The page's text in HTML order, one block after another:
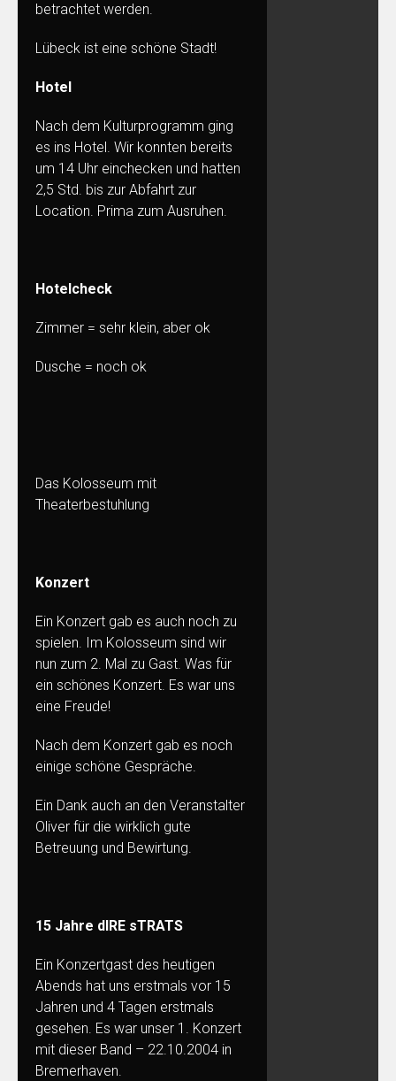
betrachtet werden.
Lübeck ist eine schöne Stadt!
Hotel
Nach dem Kulturprogramm ging
es ins Hotel. Wir konnten bereits
um 14 Uhr einchecken und hatten
2,5 Std. bis zur Abfahrt zur
Location. Prima zum Ausruhen.
Hotelcheck
Zimmer = sehr klein, aber ok
Dusche = noch ok
Das Kolosseum mit
Theaterbestuhlung
Konzert
Ein Konzert gab es auch noch zu
spielen. Im Kolosseum sind wir
nun zum 2. Mal zu Gast. Was für
ein schönes Konzert. Es war uns
eine Freude!
Nach dem Konzert gab es noch
einige schöne Gespräche.
Ein Dank auch an den Veranstalter
Oliver für die wirklich gute
Betreuung und Bewirtung.
15 Jahre dIRE sTRATS
Ein Konzertgast des heutigen
Abends hat uns erstmals vor 15
Jahren und 4 Tagen erstmals
gesehen. Es war unser 1. Konzert
mit dieser Band – 22.10.2004 in
Bremerhaven.